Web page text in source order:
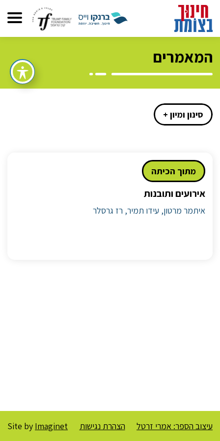
המאמרים
סינון ומיון +
מתוך הכיתה
אירועים ותובנות
איתמר מרטון, עידו תמיר, רז גרסלר
עיצוב הספר: אמרי זרטל הצהרת נגישות Site by Imaginet